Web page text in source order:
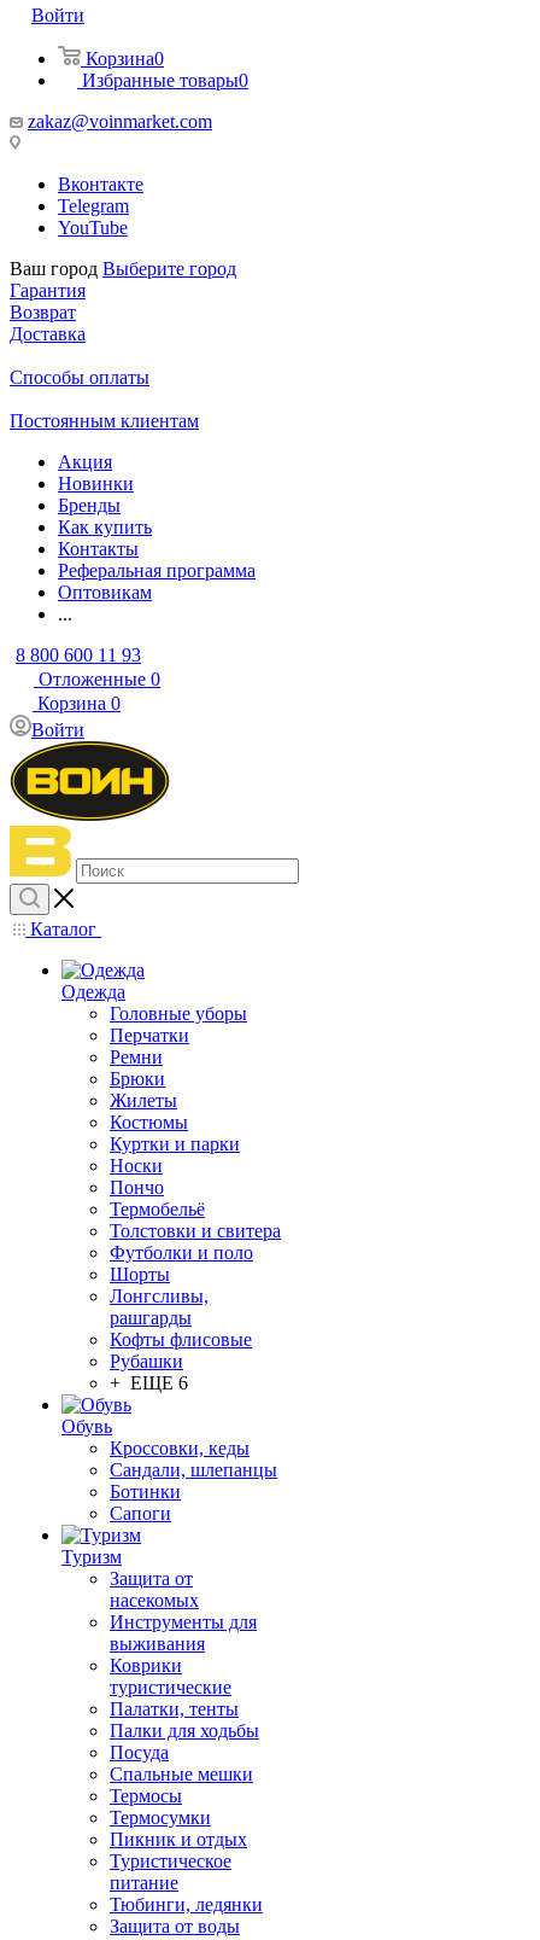
Войти
Корзина0
Избранные товары0
zakaz@voinmarket.com
Вконтакте
Telegram
YouTube
Ваш город Выберите город
Гарантия
Возврат
Доставка
Способы оплаты
Постоянным клиентам
Акция
Новинки
Бренды
Как купить
Контакты
Реферальная программа
Оптовикам
...
8 800 600 11 93
Отложенные 0
Корзина 0
Войти
Каталог
Одежда
Головные уборы
Перчатки
Ремни
Брюки
Жилеты
Костюмы
Куртки и парки
Носки
Пончо
Термобельё
Толстовки и свитера
Футболки и поло
Шорты
Лонгсливы,
рашгарды
Кофты флисовые
Рубашки
+ ЕЩЕ 6
Обувь
Кроссовки, кеды
Сандали, шлепанцы
Ботинки
Сапоги
Туризм
Защита от
насекомых
Инструменты для
выживания
Коврики
туристические
Палатки, тенты
Палки для ходьбы
Посуда
Спальные мешки
Термосы
Термосумки
Пикник и отдых
Туристическое
питание
Тюбинги, ледянки
Защита от воды